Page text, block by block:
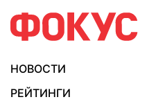
НОВОСТИ
РЕЙТИНГИ